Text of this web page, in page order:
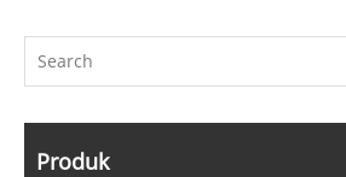
Produk